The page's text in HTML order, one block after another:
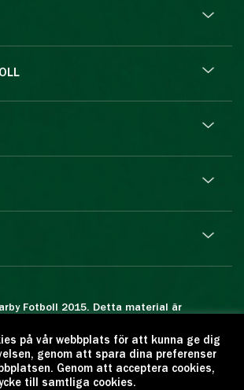
Fotboll 2015. Detta material är
eller annan kopiering är förbjuden.
oss gärna men ange källan:
Ansvarig utgivare:
på vår webbplats för att kunna ge dig
genom att spara dina preferenser
Genom att acceptera cookies,
till samtliga cookies.